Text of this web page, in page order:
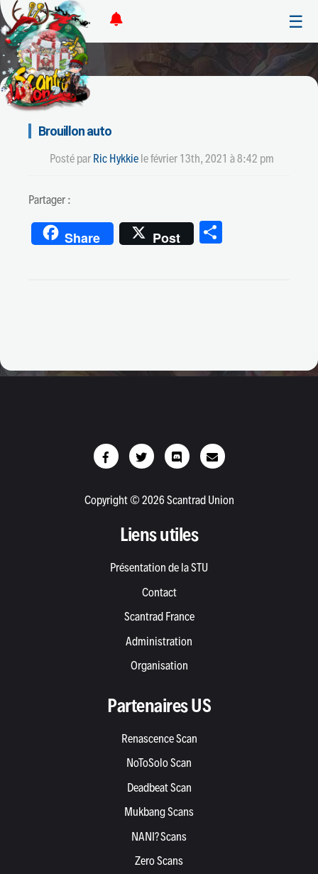
☰
Brouillon auto
Posté par Ric Hykkie lefévrier 13th, 2021 à 8:42 pm
Partager :
Share Post
Copyright © 2026 Scantrad Union
Liens utiles
Présentation de la STU
Contact
Scantrad France
Administration
Organisation
Partenaires US
Renascence Scan
NoToSolo Scan
Deadbeat Scan
Mukbang Scans
NANI? Scans
Zero Scans